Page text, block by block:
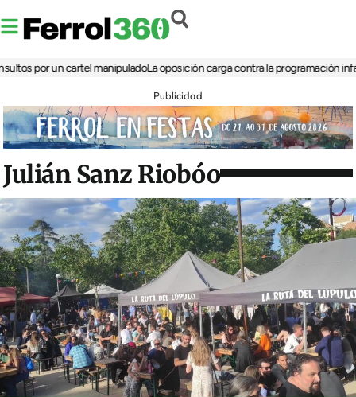
por un cartel manipuladoLa oposición carga contra la programación infantil
Publicidad
Julián Sanz Riobóo